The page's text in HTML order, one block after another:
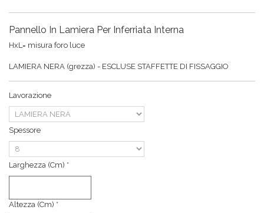
Pannello In Lamiera Per Inferriata Interna
HxL= misura foro luce
LAMIERA NERA (grezza) - ESCLUSE STAFFETTE DI FISSAGGIO
Lavorazione
Spessore
Larghezza (cm) *
Altezza (cm) *